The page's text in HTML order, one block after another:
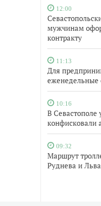
12:00
мужчинам
контракту
11:13
Для
10:16
В Севастополе
конфисковали
09:32
Маршрут
Руднева и Льва